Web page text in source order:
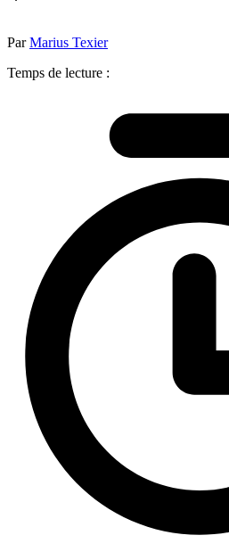
ParMarius Texier
Temps de lecture :